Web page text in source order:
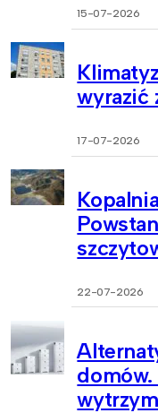
15-07-2026
wyrazić
17-07-2026
22-07-2026